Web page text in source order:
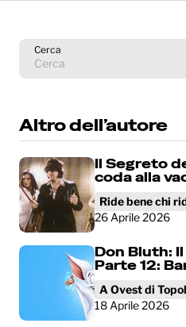
Cerca
Altro dell’autore
Il Segreto
coda alla
Ride bene chi
26 Aprile 2026
Don Bluth:
Parte 12:
A Ovest di
18 Aprile 2026